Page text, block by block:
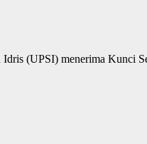
(UPSI) menerima Kunci